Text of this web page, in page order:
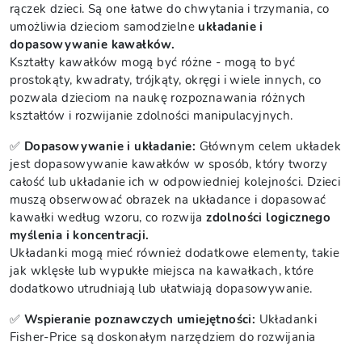
rączek dzieci. Są one łatwe do chwytania i trzymania, co
umożliwia dzieciom samodzielne układanie i
dopasowywanie kawałków.
Kształty kawałków mogą być różne - mogą to być
prostokąty, kwadraty, trójkąty, okręgi i wiele innych, co
pozwala dzieciom na naukę rozpoznawania różnych
kształtów i rozwijanie zdolności manipulacyjnych.
✅ Dopasowywanie i układanie: Głównym celem układek
jest dopasowywanie kawałków w sposób, który tworzy
całość lub układanie ich w odpowiedniej kolejności. Dzieci
muszą obserwować obrazek na układance i dopasować
kawałki według wzoru, co rozwijazdolności logicznego
myślenia i koncentracji.
Układanki mogą mieć również dodatkowe elementy, takie
jak wklęsłe lub wypukłe miejsca na kawałkach, które
dodatkowo utrudniają lub ułatwiają dopasowywanie.
✅ Wspieranie poznawczych umiejętności: Układanki
Fisher-Price są doskonałym narzędziem do rozwijania